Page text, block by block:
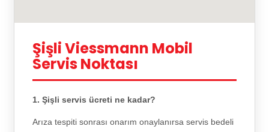
Şişli Viessmann Mobil
Servis Noktası
1. Şişli servis ücreti ne kadar?
Arıza tespiti sonrası onarım onaylanırsa servis bedeli